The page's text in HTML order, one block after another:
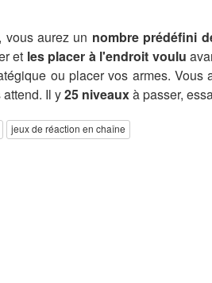
vous aurez un nombre prédéfini
et les placer à l'endroit voulu
ou placer vos armes.
Il y25 niveauxà passer,
jeux de réaction en chaîne